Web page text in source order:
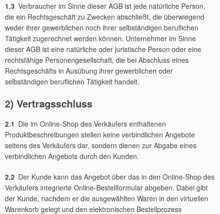
1.3 Verbraucher im Sinne dieser AGB ist jede natürliche Person,
die ein Rechtsgeschäft zu Zwecken abschließt, die überwiegend
weder ihrer gewerblichen noch ihrer selbständigen beruflichen
Tätigkeit zugerechnet werden können. Unternehmer im Sinne
dieser AGB ist eine natürliche oder juristische Person oder eine
rechtsfähige Personengesellschaft, die bei Abschluss eines
Rechtsgeschäfts in Ausübung ihrer gewerblichen oder
selbständigen beruflichen Tätigkeit handelt.
2) Vertragsschluss
2.1 Die im Online-Shop des Verkäufers enthaltenen
Produktbeschreibungen stellen keine verbindlichen Angebote
seitens des Verkäufers dar, sondern dienen zur Abgabe eines
verbindlichen Angebots durch den Kunden.
2.2 Der Kunde kann das Angebot über das in den Online-Shop des
Verkäufers integrierte Online-Bestellformular abgeben. Dabei gibt
der Kunde, nachdem er die ausgewählten Waren in den virtuellen
Warenkorb gelegt und den elektronischen Bestellprozess